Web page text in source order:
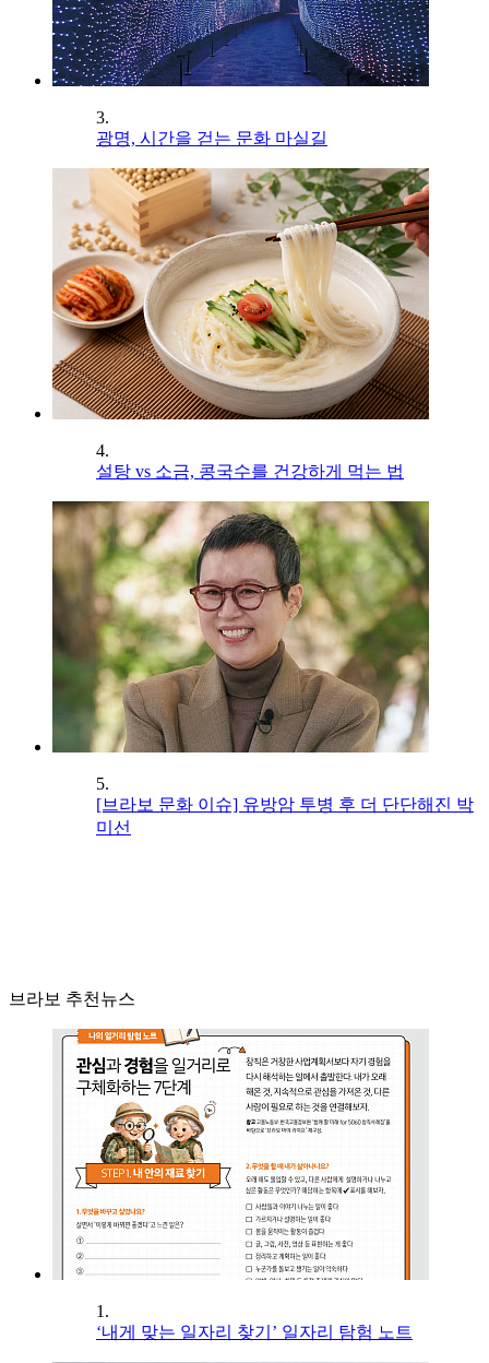
3.
광명, 시간을 걷는 문화 마실길
4.
설탕 vs 소금, 콩국수를 건강하게 먹는 법
5.
[브라보 문화 이슈] 유방암 투병 후 더 단단해진 박
미선
브라보 추천뉴스
1.
‘내게 맞는 일자리 찾기’ 일자리 탐험 노트